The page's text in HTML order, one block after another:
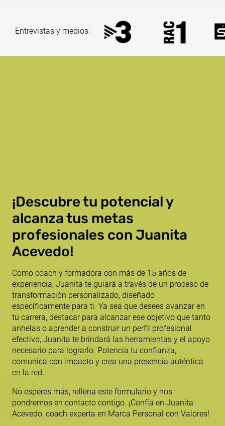
Entrevistas y medios:
¡Descubre tu potencial y
alcanza tus metas
profesionales con Juanita
Acevedo!
Como coach y formadora con más de 15 años de
experiencia, Juanita te guiará a través de un proceso de
transformación personalizado, diseñado
específicamente para ti. Ya sea que desees avanzar en
tu carrera, destacar para alcanzar ese objetivo que tanto
anhelas o aprender a construir un perfil profesional
efectivo, Juanita te brindará las herramientas y el apoyo
necesario para lograrlo. Potencia tu confianza,
comunica con impacto y crea una presencia auténtica
en la red.
No esperes más, rellena este formulario y nos
pondremos en contacto contigo. ¡Confía en Juanita
Acevedo, coach experta en Marca Personal con Valores!